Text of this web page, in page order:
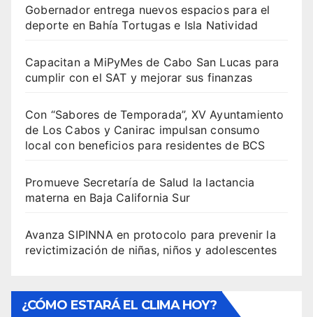
Gobernador entrega nuevos espacios para el
deporte en Bahía Tortugas e Isla Natividad
Capacitan a MiPyMes de Cabo San Lucas para
cumplir con el SAT y mejorar sus finanzas
Con “Sabores de Temporada”, XV Ayuntamiento
de Los Cabos y Canirac impulsan consumo
local con beneficios para residentes de BCS
Promueve Secretaría de Salud la lactancia
materna en Baja California Sur
Avanza SIPINNA en protocolo para prevenir la
revictimización de niñas, niños y adolescentes
¿CÓMO ESTARÁ EL CLIMA HOY?